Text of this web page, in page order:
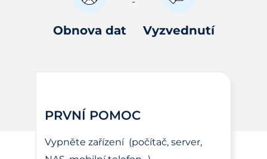
Obnova dat Vyzvednutí
PRVNÍ POMOC
Vypněte zařízení (počítač, server,